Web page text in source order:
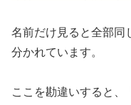
名前だけ見ると全部同
分かれています。
ここを勘違いすると、